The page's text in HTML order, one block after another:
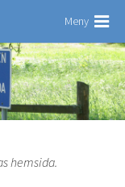
Meny
hemsida.